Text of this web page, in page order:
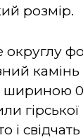
розмір.
шириною
і